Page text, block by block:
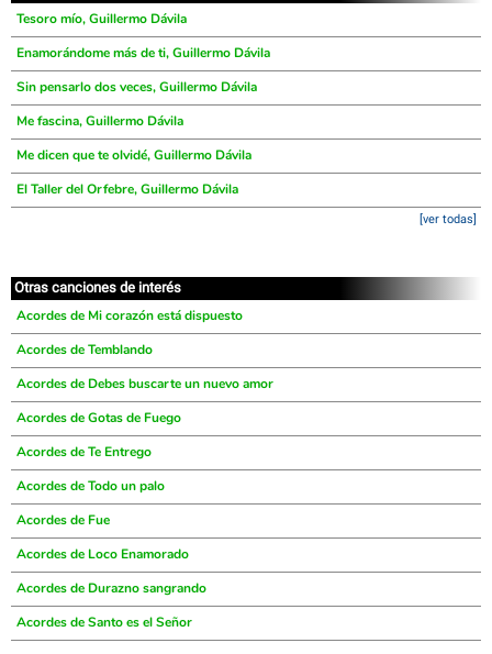
Tesoro mío, Guillermo Dávila
Enamorándome más de ti, Guillermo Dávila
Sin pensarlo dos veces, Guillermo Dávila
Me fascina, Guillermo Dávila
Me dicen que te olvidé, Guillermo Dávila
El Taller del Orfebre, Guillermo Dávila
[ver todas]
Otras canciones de interés
Acordes de Mi corazón está dispuesto
Acordes de Temblando
Acordes de Debes buscarte un nuevo amor
Acordes de Gotas de Fuego
Acordes de Te Entrego
Acordes de Todo un palo
Acordes de Fue
Acordes de Loco Enamorado
Acordes de Durazno sangrando
Acordes de Santo es el Señor